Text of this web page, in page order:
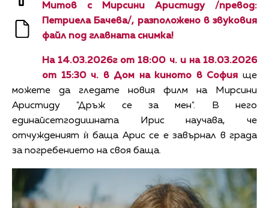
Митов с Мирсини Аристиду /превод:
Петриела Бачева/, разположено в звуковия
файл под главната снимка!
На 14.03.2026г от 18:00 ч. и на 18.03.2026
от 15:30 ч. в Дом на киното в София ще
можете да гледате новия филм на Мирсини
Аристиду "Дръж се за мен". В него
единайсетгодишната Ирис научава, че
отчужденият ѝ баща Арис се е завърнал в града
за погребението на своя баща.